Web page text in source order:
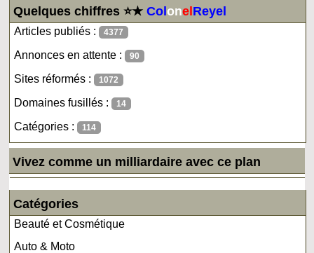
Quelques chiffres ⭐★ColonelReyel
Articles publiés : 4377
Annonces en attente : 90
Sites réformés : 1072
Domaines fusillés : 14
Catégories : 114
Vivez comme un milliardaire avec ce plan
Catégories
Beauté et Cosmétique
Auto & Moto